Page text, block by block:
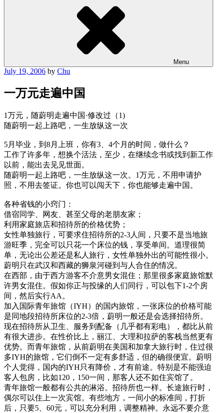
Menu
Posted
July 19, 2006 by Chu
一万元走遍中国
1万元，随蔚明走遍中国·修改过（1)
随蔚明一起上路吧，一生放纵这一次
5月毕业，到8月上班，你有3、4个月的时间，做什么？
工作了许多年，想换个活法，至少，在继续念书或找到新工作
以前，能出去见见世面。
随蔚明一起上路吧，一生放纵这一次。1万元，不用申请护
照，不用去签证。你也可以闯天下，你也能够走遍中国。
各种省钱的小窍门：
借宿同学、网友、甚至父母的老朋友家；
利用家庭旅店和招待所的价格优势；
女性单独旅行，可要求住招待所的2-3人间，只要不是当地旅
游旺季，完全可以只花一个床位的钱，享受单间。道理很简
单，无论出公差还是私人旅行，女性单独外出的可能性很小。
蔚明只在武汉和西藏的狮泉河碰到与人合住的情况。
在西部，由于西方游客不介意男女混住；那里很多家庭旅馆默
许男女混住。假如你正与投缘的人们同行，可以包下1-2个房
间，然后实行AA。
加入国际青年旅馆（IYH）的国内旅馆，一张床位的价格可能
是同地段招待所床位的2-3倍，蔚明一般还是会选择招待所。
现在招待所从卫生、服务到配备（几乎都有彩电），都比从前
有很大进步。在性价比上，丽江、大理和拉萨的客栈当然更有
优势。而青年旅馆，从前蔚明在美国和加拿大旅行时，住过很
多IYH的旅馆，它们倒不一定有多舒适，但的确很便宜。蔚明
个人觉得，国内的IYH只有降价，才有前途。特别是不能强迫
客人包房，比如120，150一间，那客人还不如住宾馆了。
青年旅馆一般都有公共的淋浴。招待所也一样。长途旅行时，
偶尔可以住上一次宾馆。有些地方，一间小的标准间，打折
后，只要5、60元，可以充分利用，调整精神。永远不要介意